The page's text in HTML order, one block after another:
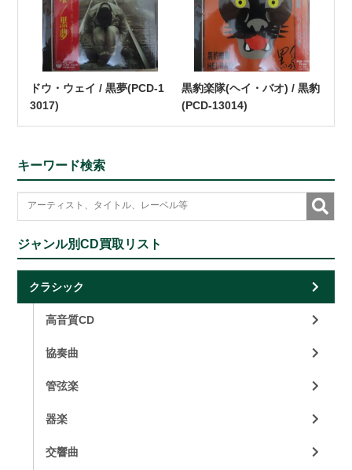
ドウ・ウェイ / 黒夢(PCD-1
3017)
黒豹楽隊(ヘイ・バオ) / 黒豹
(PCD-13014)
キーワード検索
ジャンル別CD買取リスト
クラシック
高音質CD
協奏曲
管弦楽
器楽
交響曲